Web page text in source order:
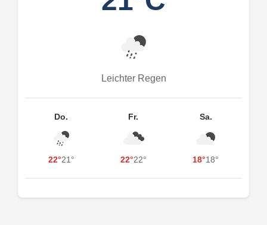
Leichter Regen
Do.
22°21°
Fr.
22°22°
Sa.
18°18°